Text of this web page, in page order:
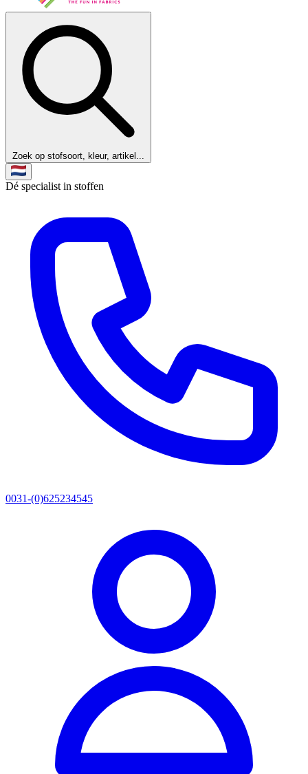
Zoek op stofsoort, kleur, artikel...
Dé specialist in stoffen
0031-(0)625234545